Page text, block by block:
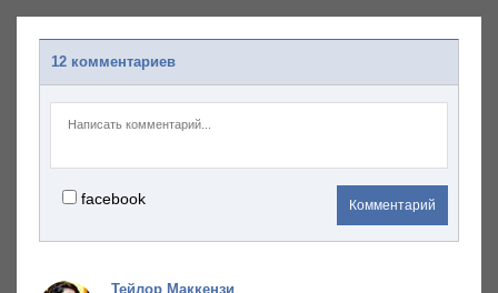
12 комментариев
facebook Комментарий
Тейлор Маккензи